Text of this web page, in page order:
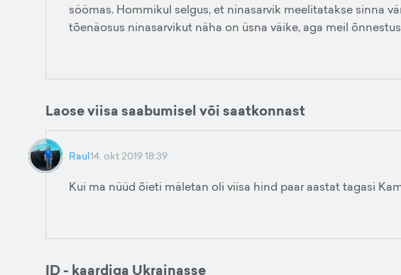
söömas. Hommikul selgus, et ninasarvik meelitatakse sinna
tõenäosus ninasarvikut näha on üsna väike, aga meil
Laose viisa saabumisel või saatkonnast
Raul14. okt 2019 18:39
Kui ma nüüd õieti mäletan oli viisa hind paar aastat tagasi
ID - kaardiga Ukrainasse